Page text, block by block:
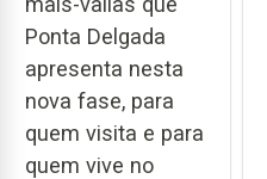
Ponta Delgada
apresenta nesta
nova fase, para
quem visita e para
quem vive no